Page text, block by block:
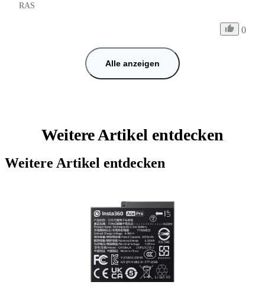
RAS
0
Alle anzeigen
Weitere Artikel entdecken
Weitere Artikel entdecken